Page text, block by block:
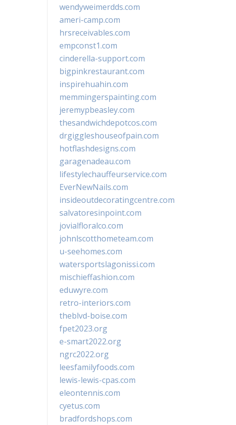
wendyweimerdds.com
ameri-camp.com
hrsreceivables.com
empconst1.com
cinderella-support.com
bigpinkrestaurant.com
inspirehuahin.com
memmingerspainting.com
jeremypbeasley.com
thesandwichdepotcos.com
drgiggleshouseofpain.com
hotflashdesigns.com
garagenadeau.com
lifestylechauffeurservice.com
EverNewNails.com
insideoutdecoratingcentre.com
salvatoresinpoint.com
jovialfloralco.com
johnlscotthometeam.com
u-seehomes.com
watersportslagonissi.com
mischieffashion.com
eduwyre.com
retro-interiors.com
theblvd-boise.com
fpet2023.org
e-smart2022.org
ngrc2022.org
leesfamilyfoods.com
lewis-lewis-cpas.com
eleontennis.com
cyetus.com
bradfordshops.com